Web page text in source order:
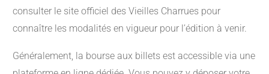
consulter le site officiel des Vieilles Charrues pour
connaître les modalités en vigueur pour l’édition à venir.
Généralement, la bourse aux billets est accessible via une